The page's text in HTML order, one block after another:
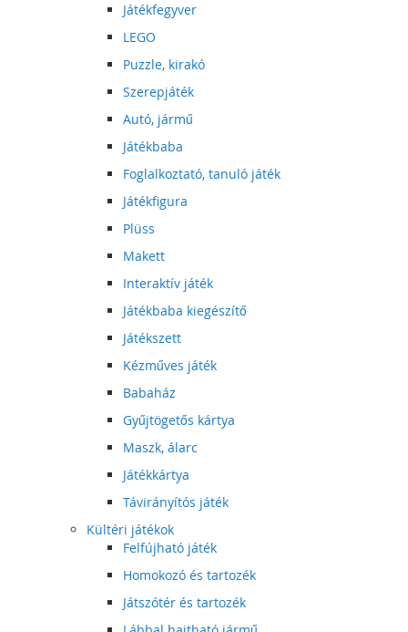
Játékfegyver
LEGO
Puzzle, kirakó
Szerepjáték
Autó, jármű
Játékbaba
Foglalkoztató, tanuló játék
Játékfigura
Plüss
Makett
Interaktív játék
Játékbaba kiegészítő
Játékszett
Kézműves játék
Babaház
Gyűjtögetős kártya
Maszk, álarc
Játékkártya
Távirányítós játék
Kültéri játékok
Felfújható játék
Homokozó és tartozék
Játszótér és tartozék